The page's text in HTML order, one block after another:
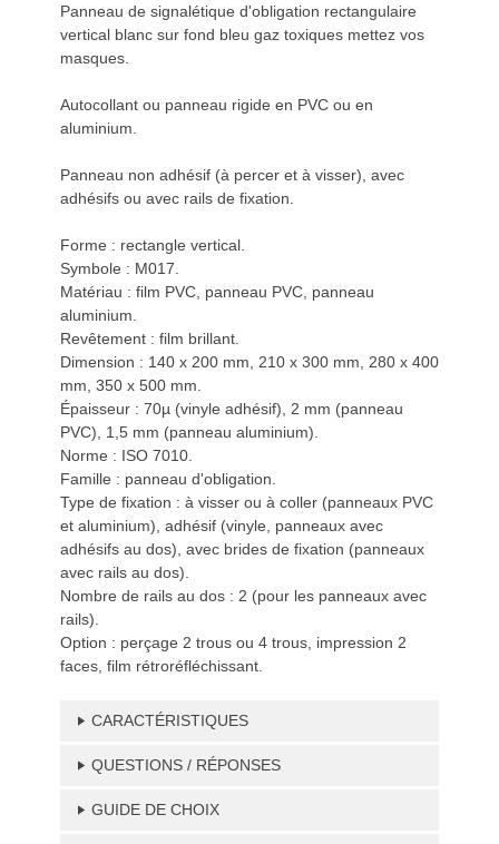
Panneau de signalétique d'obligation rectangulaire
vertical blanc sur fond bleu gaz toxiques mettez vos
masques.
Autocollant ou panneau rigide en PVC ou en
aluminium.
Panneau non adhésif (à percer et à visser), avec
adhésifs ou avec rails de fixation.
Forme : rectangle vertical.
Symbole : M017.
Matériau : film PVC, panneau PVC, panneau
aluminium.
Revêtement : film brillant.
Dimension : 140 x 200 mm, 210 x 300 mm, 280 x 400
mm, 350 x 500 mm.
Épaisseur : 70µ (vinyle adhésif), 2 mm (panneau
PVC), 1,5 mm (panneau aluminium).
Norme : ISO 7010.
Famille : panneau d'obligation.
Type de fixation : à visser ou à coller (panneaux PVC
et aluminium), adhésif (vinyle, panneaux avec
adhésifs au dos), avec brides de fixation (panneaux
avec rails au dos).
Nombre de rails au dos : 2 (pour les panneaux avec
rails).
Option : perçage 2 trous ou 4 trous, impression 2
faces, film rétroréfléchissant.
CARACTÉRISTIQUES
QUESTIONS / RÉPONSES
GUIDE DE CHOIX